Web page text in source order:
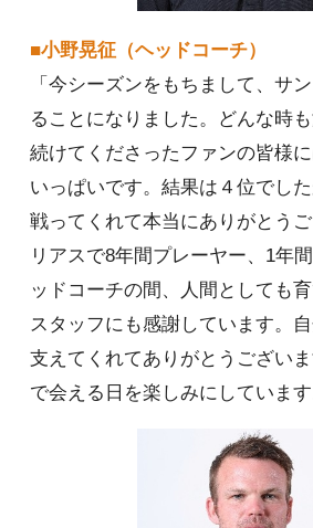
■小野晃征（ヘッドコーチ）
「今シーズンをもちまして、サ
ることになりました。どんな時
続けてくださったファンの皆様
いっぱいです。結果は４位でし
戦ってくれて本当にありがとう
リアスで8年間プレーヤー、1年
ッドコーチの間、人間としても
スタッフにも感謝しています。
支えてくれてありがとうござい
で会える日を楽しみにしています